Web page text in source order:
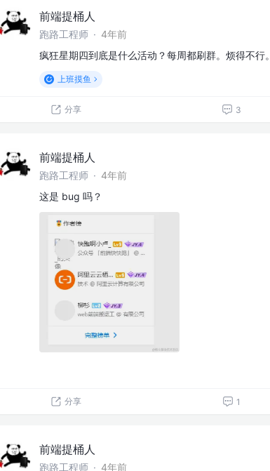
前端提桶人
跑路工程师 · 4年前
疯狂星期四到底是什么活动？每周都刷群。烦得不行。
上班摸鱼
分享 3
前端提桶人
跑路工程师 · 4年前
这是 bug 吗？
分享 1
前端提桶人
跑路工程师 · 4年前